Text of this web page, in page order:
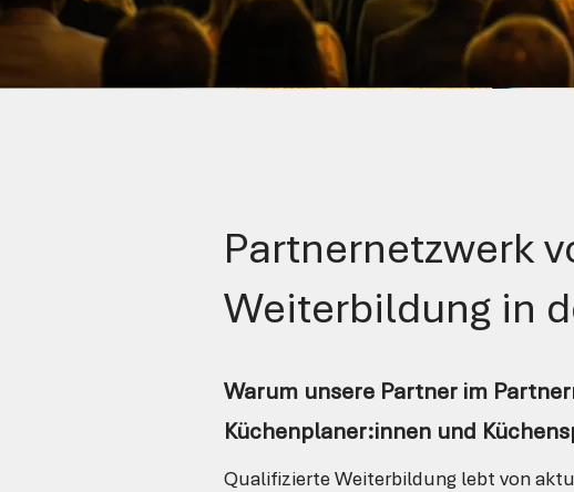
Partnernetzwerk
Weiterbildung in
Warum unsere Partner im
Küchenplaner:innen und
Qualifizierte Weiterbildung lebt von